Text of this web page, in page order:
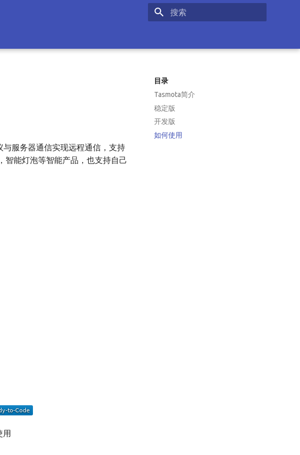
目录
Tasmota简介
稳定版
开发版
如何使用
服务器通信实现远程通信，支持
智能灯泡等智能产品，也支持自己
用